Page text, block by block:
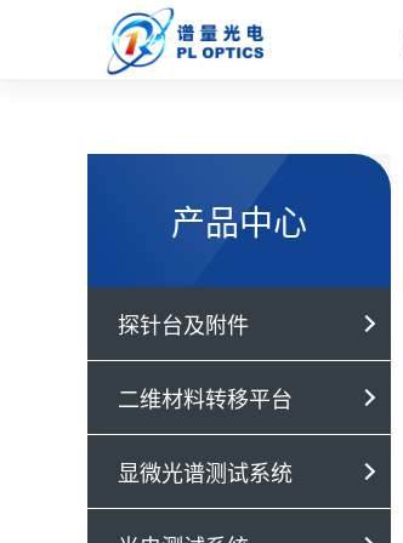
产品中心
探针台及附件
二维材料转移平台
显微光谱测试系统